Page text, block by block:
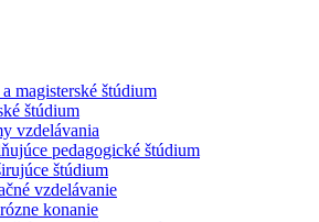
magisterské štúdium
štúdium
vzdelávania
pedagogické štúdium
štúdium
vzdelávanie
konanie